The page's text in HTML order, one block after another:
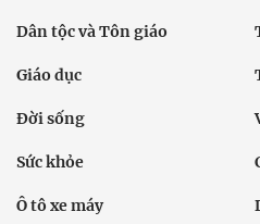
Dân tộc và Tôn giáo
Giáo dục
Đời sống
Sức khỏe
Ô tô xe máy